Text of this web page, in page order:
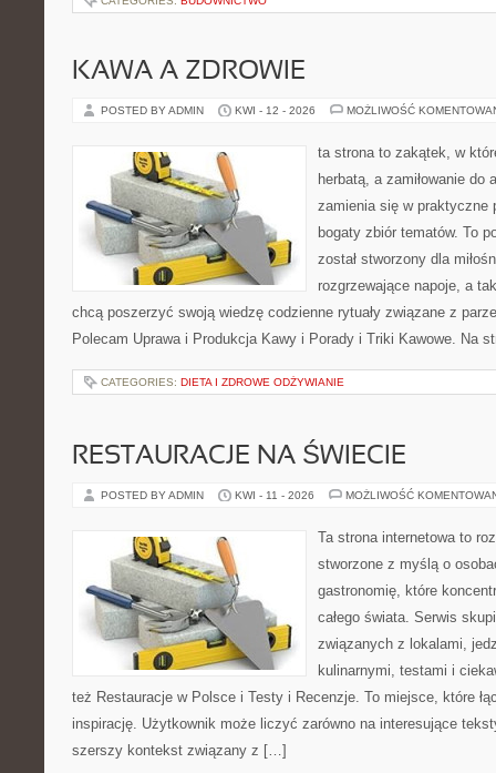
KAWA A ZDROWIE
POSTED BY ADMIN KWI - 12 - 2026 MOŻLIWOŚĆ
ta strona to zakątek, w
herbatą, a zamiłowanie do
zamienia się w praktyczne
bogaty zbiór tematów. To
został stworzony dla
rozgrzewające napoje, a
chcą poszerzyć swoją wiedzę codzienne rytuały związane z
Polecam Uprawa i Produkcja Kawy i Porady i Triki Kawowe. Na
CATEGORIES: DIETA I ZDROWE ODŻYWIANIE
RESTAURACJE NA ŚWIECIE
POSTED BY ADMIN KWI - 11 - 2026 MOŻLIWOŚĆ
Ta strona internetowa to
stworzone z myślą o
gastronomię, które
całego świata. Serwis
związanych z lokalami,
kulinarnymi, testami i
też Restauracje w Polsce i Testy i Recenzje. To miejsce, które
inspirację. Użytkownik może liczyć zarówno na interesujące
szerszy kontekst związany z […]